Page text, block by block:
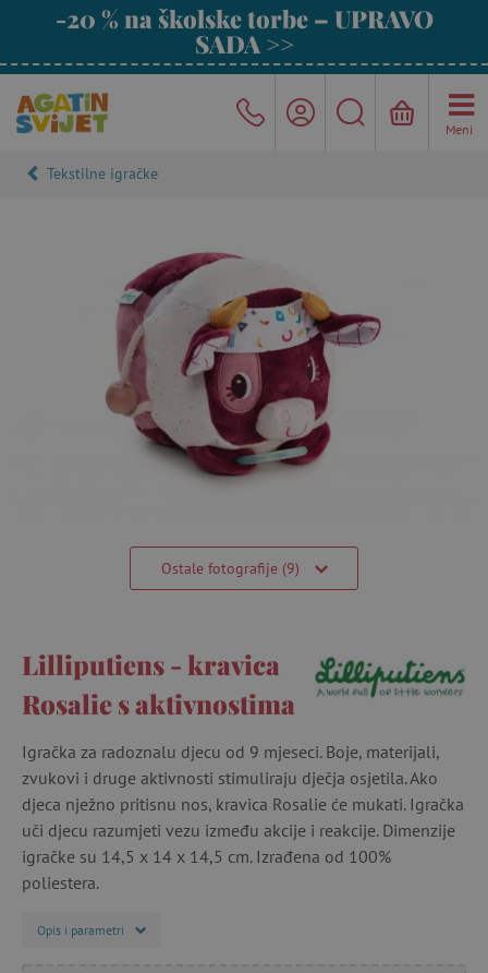
-20 % na školske torbe – UPRAVO
SADA >>
Meni
Tekstilne igračke
Ostale fotografije (9)
Lilliputiens - kravica
Rosalie s aktivnostima
Igračka za radoznalu djecu od 9 mjeseci. Boje, materijali,
zvukovi i druge aktivnosti stimuliraju dječja osjetila. Ako
djeca nježno pritisnu nos, kravica Rosalie će mukati. Igračka
uči djecu razumjeti vezu između akcije i reakcije. Dimenzije
igračke su 14,5 x 14 x 14,5 cm. Izrađena od 100%
poliestera.
Opis i parametri